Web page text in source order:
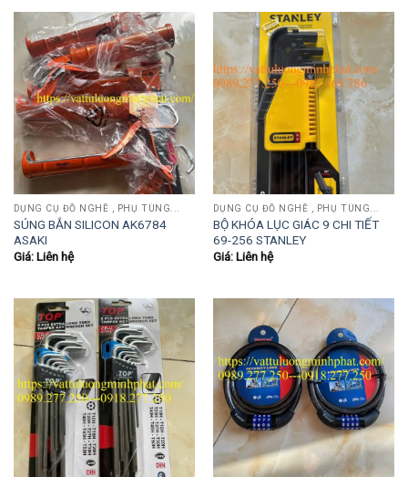
DỤNG CỤ ĐỒ NGHỀ , PHỤ TÙNG...
SÚNG BẮN SILICON AK6784
ASAKI
Giá: Liên hệ
DỤNG CỤ ĐỒ NGHỀ , PHỤ TÙNG...
BỘ KHÓA LỤC GIÁC 9 CHI TIẾT
69-256 STANLEY
Giá: Liên hệ